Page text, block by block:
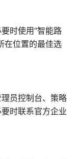
时使用“智能路
在位置的最佳选
员控制台、策略
时联系官方企业